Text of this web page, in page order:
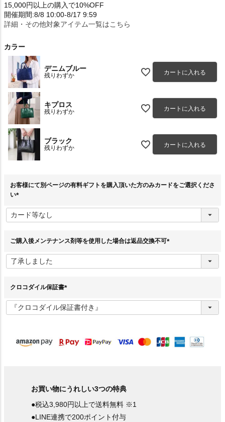
15,000円以上の購入で10%OFF
開催期間:8/8 10:00-8/17 9:59
詳細・その他対象アイテム一覧はこちら
カラー
デニムブルー
残りわずか カートに入れる
キプロス
残りわずか カートに入れる
ブラック
残りわずか カートに入れる
お客様にて別ページの有料ギフトを購入頂いた方のみカードをご選択くださ
い
必
須
ご購入後メンテナンス剤等を使用した場合は返品交換不可
須
クロコダイル保証書
必
須
お買い物にうれしい3つの特典
●税込3,980円以上で送料無料 ※1
●LINE連携で200ポイント付与